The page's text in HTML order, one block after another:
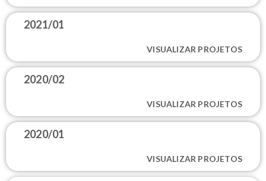
2021/01
VISUALIZAR PROJETOS
2020/02
VISUALIZAR PROJETOS
2020/01
VISUALIZAR PROJETOS